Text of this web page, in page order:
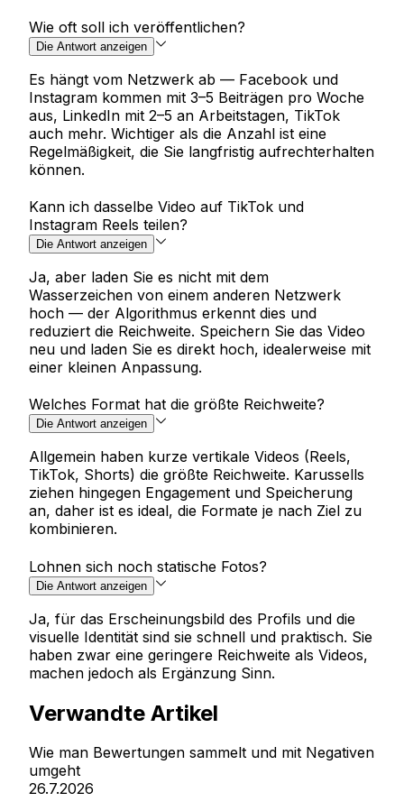
Wie oft soll ich veröffentlichen?
Die Antwort anzeigen
Es hängt vom Netzwerk ab — Facebook und
Instagram kommen mit 3–5 Beiträgen pro Woche
aus, LinkedIn mit 2–5 an Arbeitstagen, TikTok
auch mehr. Wichtiger als die Anzahl ist eine
Regelmäßigkeit, die Sie langfristig aufrechterhalten
können.
Kann ich dasselbe Video auf TikTok und
Instagram Reels teilen?
Die Antwort anzeigen
Ja, aber laden Sie es nicht mit dem
Wasserzeichen von einem anderen Netzwerk
hoch — der Algorithmus erkennt dies und
reduziert die Reichweite. Speichern Sie das Video
neu und laden Sie es direkt hoch, idealerweise mit
einer kleinen Anpassung.
Welches Format hat die größte Reichweite?
Die Antwort anzeigen
Allgemein haben kurze vertikale Videos (Reels,
TikTok, Shorts) die größte Reichweite. Karussells
ziehen hingegen Engagement und Speicherung
an, daher ist es ideal, die Formate je nach Ziel zu
kombinieren.
Lohnen sich noch statische Fotos?
Die Antwort anzeigen
Ja, für das Erscheinungsbild des Profils und die
visuelle Identität sind sie schnell und praktisch. Sie
haben zwar eine geringere Reichweite als Videos,
machen jedoch als Ergänzung Sinn.
Verwandte Artikel
Wie man Bewertungen sammelt und mit Negativen
umgeht
26.7.2026